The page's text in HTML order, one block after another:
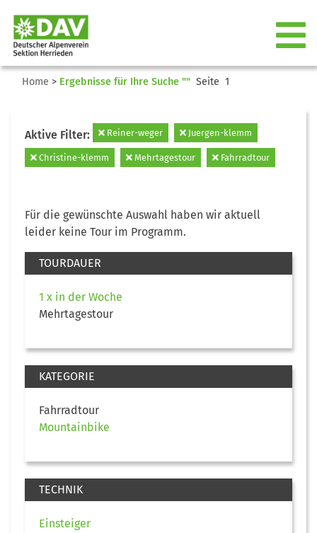
Home > Ergebnisse für Ihre Suche "" Seite 1
Aktive Filter: Reiner-weger Juergen-klemm
Christine-klemm Mehrtagestour Fahrradtour
Für die gewünschte Auswahl haben wir aktuell
leider keine Tour im Programm.
TOURDAUER
1 x in der Woche
Mehrtagestour
KATEGORIE
Fahrradtour
Mountainbike
TECHNIK
Einsteiger